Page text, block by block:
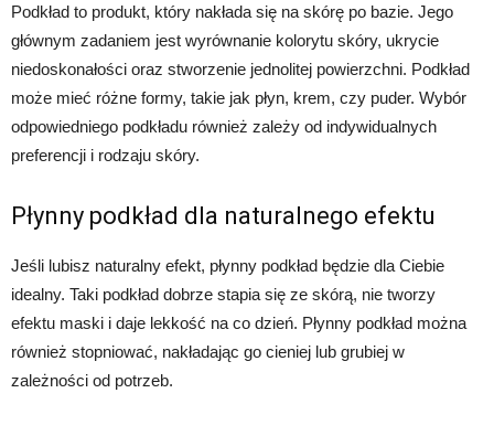
Podkład to produkt, który nakłada się na skórę po bazie. Jego
głównym zadaniem jest wyrównanie kolorytu skóry, ukrycie
niedoskonałości oraz stworzenie jednolitej powierzchni. Podkład
może mieć różne formy, takie jak płyn, krem, czy puder. Wybór
odpowiedniego podkładu również zależy od indywidualnych
preferencji i rodzaju skóry.
Płynny podkład dla naturalnego efektu
Jeśli lubisz naturalny efekt, płynny podkład będzie dla Ciebie
idealny. Taki podkład dobrze stapia się ze skórą, nie tworzy
efektu maski i daje lekkość na co dzień. Płynny podkład można
również stopniować, nakładając go cieniej lub grubiej w
zależności od potrzeb.